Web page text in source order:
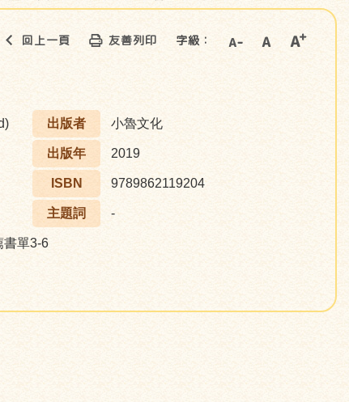
回上一頁 友善列印 字級：
出版者 小魯文化
出版年 2019
ISBN 9789862119204
主題詞 -
書單3-6